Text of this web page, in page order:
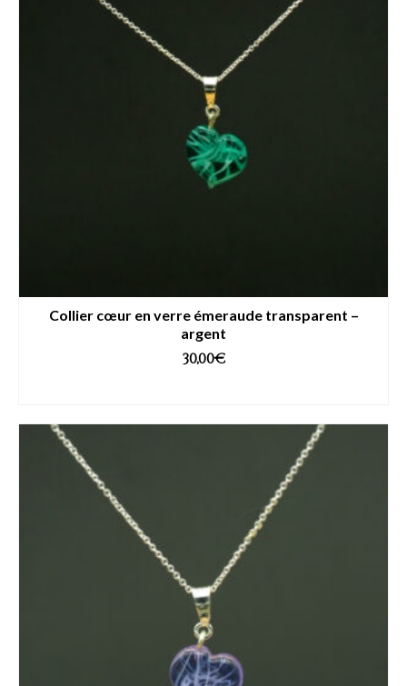
Collier cœur en verre émeraude transparent –
argent
30,00€